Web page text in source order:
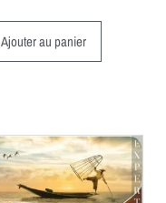
Ajouter au panier